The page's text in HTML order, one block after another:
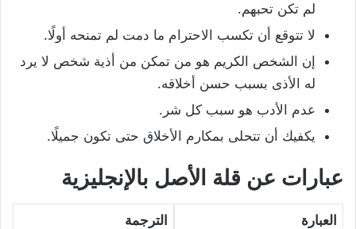
لم تكن تحبهم.
لا تتوقع أن تكسب الاحترام ما دمت لم تمنحه أولًا.
إن الشخص الكريم هو من تمكن من أذية شخص لا يرد
له الأذى بسبب حسن أخلاقه.
عدم الأدب هو سبب كل شر.
يكفيك أن تتحلى بمكارم الأخلاق حتى تكون جميلًا.
عبارات عن قلة الأصل بالإنجليزية
العبارة الترجمة